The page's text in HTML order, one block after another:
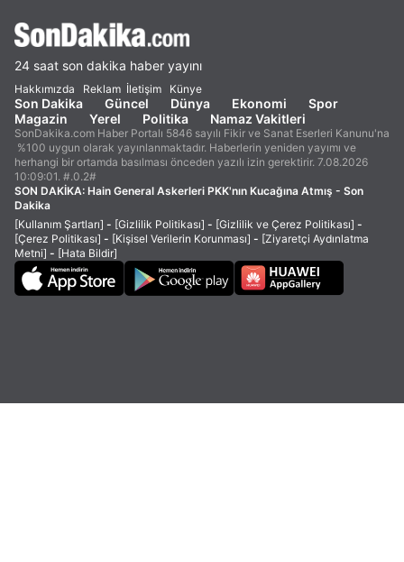
24 saat son dakika haber yayını
Hakkımızda Reklam İletişim Künye
Son Dakika Güncel Dünya Ekonomi
Spor
Magazin
Yerel Politika Namaz Vakitleri
SonDakika.com Haber Portalı 5846 sayılı Fikir ve Sanat Eserleri Kanunu'na
%100 uygun olarak yayınlanmaktadır. Haberlerin yeniden yayımı ve
herhangi bir ortamda basılması önceden yazılı izin gerektirir. 7.08.2026
10:09:01. #.0.2#
SON DAKİKA: Hain General Askerleri PKK'nın Kucağına Atmış - Son
Dakika
[Kullanım Şartları] - [Gizlilik Politikası] - [Gizlilik ve Çerez Politikası] -
[Çerez Politikası] - [Kişisel Verilerin Korunması] - [Ziyaretçi Aydınlatma
Metni] - [Hata Bildir]